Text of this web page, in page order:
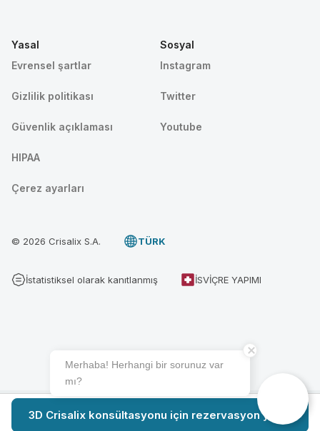
3D Crisalix konsültasyonu için rezervasyon yapın
Yasal
Evrensel şartlar
Gizlilik politikası
Güvenlik açıklaması
HIPAA
Çerez ayarları
Sosyal
Instagram
Twitter
Youtube
© 2026 Crisalix S.A. TÜRK
İstatistiksel olarak kanıtlanmış İSVIÇRE YAPIMI
Merhaba! Herhangi bir sorunuz var
mı?